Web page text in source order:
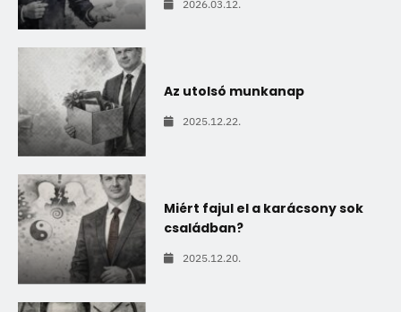
2026.03.12.
Az utolsó munkanap
2025.12.22.
Miért fajul el a karácsony sok
családban?
2025.12.20.